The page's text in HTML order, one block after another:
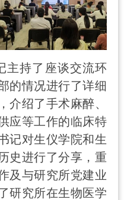
主持了座谈交流环
的情况进行了详细
，介绍了手术麻醉、
应等工作的临床特
记对生仪学院和生
史进行了分享，重
及与研究所党建业
研究所在生物医学